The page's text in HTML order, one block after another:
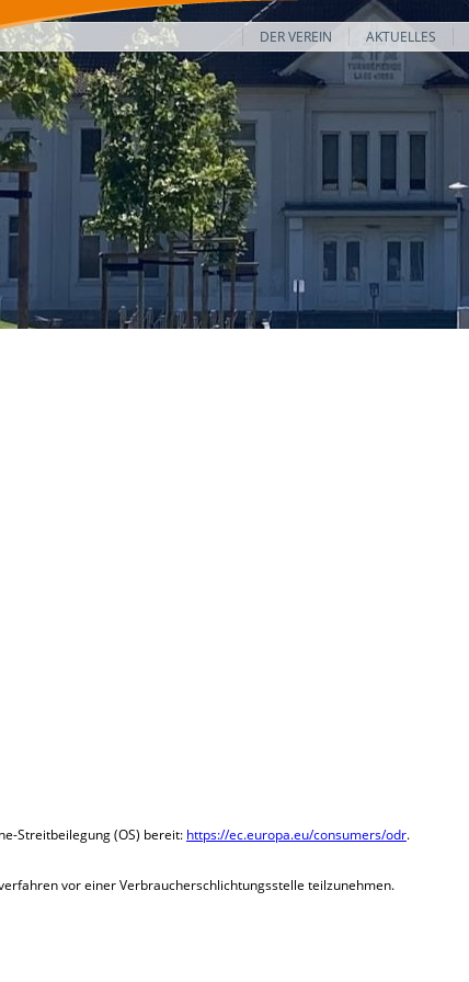
DER VEREIN AKTUELLES
Streitbeilegung (OS) bereit: https://ec.europa.eu/consumers/odr.
vor einer Verbraucherschlichtungsstelle teilzunehmen.